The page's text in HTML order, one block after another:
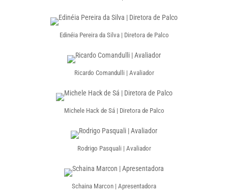
Edinéia Pereira da Silva | Diretora de Palco
Ricardo Comandulli | Avaliador
Michele Hack de Sá | Diretora de Palco
Rodrigo Pasquali | Avaliador
Schaina Marcon | Apresentadora